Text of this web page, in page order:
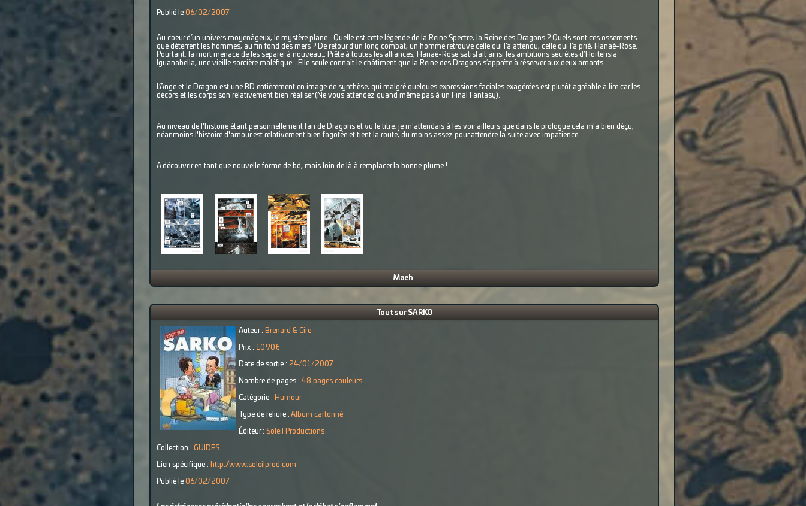
Publié le 06/02/2007
Au coeur d’un univers moyenâgeux, le mystère plane… Quelle est cette légende de la Reine Spectre, la Reine des Dragons ? Quels sont ces ossements
que déterrent les hommes, au fin fond des mers ? De retour d’un long combat, un homme retrouve celle qui l’a attendu, celle qui l’a prié, Hanaé-Rose.
Pourtant, la mort menace de les séparer à nouveau… Prête à toutes les alliances, Hanaé-Rose satisfait ainsi les ambitions secrètes d’Hortensia
Iguanabella, une vieille sorcière maléfique… Elle seule connaît le châtiment que la Reine des Dragons s’apprête à réserver aux deux amants…
L’Ange et le Dragon est une BD entièrement en image de synthèse, qui malgré quelques expressions faciales exagérées est plutôt agréable à lire car les
décors et les corps son relativement bien réaliser (Ne vous attendez quand même pas à un Final Fantasy).
Au niveau de l'histoire étant personnellement fan de Dragons et vu le titre, je m'attendais à les voir ailleurs que dans le prologue cela m'a bien déçu,
néanmoins l'histoire d'amour est relativement bien fagotée et tient la route, du moins assez pour attendre la suite avec impatience.
A découvrir en tant que nouvelle forme de bd, mais loin de là à remplacer la bonne plume !
Maeh
Tout sur SARKO
Auteur : Brenard & Cire
Prix : 10.90€
Date de sortie : 24/01/2007
Nombre de pages : 48 pages couleurs
Catégorie : Humour
Type de reliure : Album cartonné
Éditeur : Soleil Productions
Collection : GUIDES
Lien spécifique : http://www.soleilprod.com
Publié le 06/02/2007